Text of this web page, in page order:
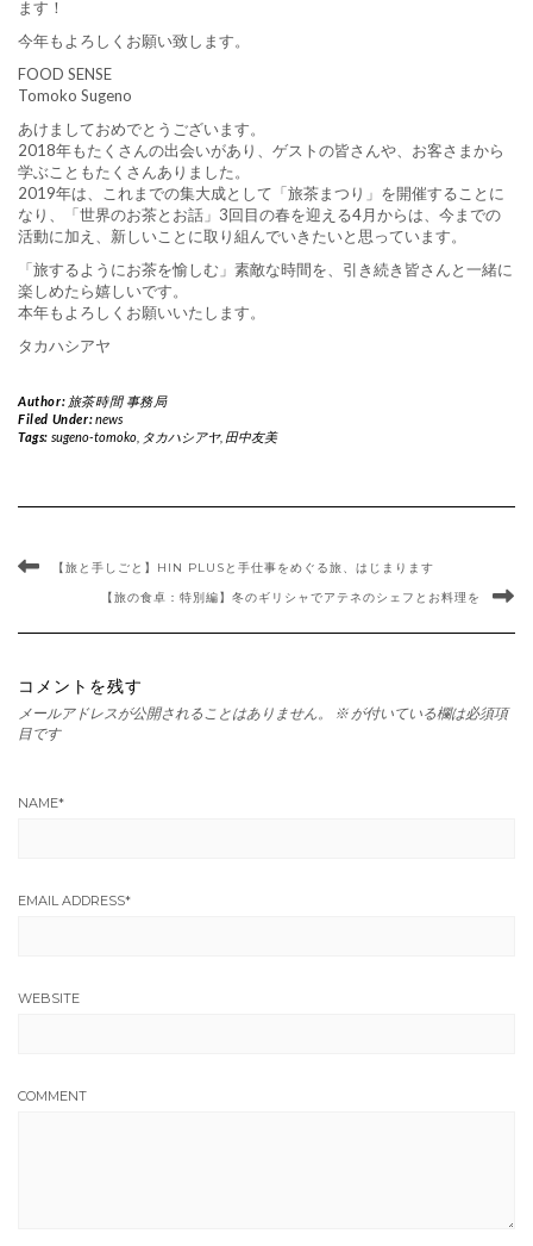
ます！
今年もよろしくお願い致します。
FOOD SENSE
Tomoko Sugeno
あけましておめでとうございます。
2018年もたくさんの出会いがあり、ゲストの皆さんや、お客さまから
学ぶこともたくさんありました。
2019年は、これまでの集大成として「旅茶まつり」を開催することに
なり、「世界のお茶とお話」3回目の春を迎える4月からは、今までの
活動に加え、新しいことに取り組んでいきたいと思っています。
「旅するようにお茶を愉しむ」素敵な時間を、引き続き皆さんと一緒に
楽しめたら嬉しいです。
本年もよろしくお願いいたします。
タカハシアヤ
Author: 旅茶時間 事務局
Filed Under:news
Tags: sugeno-tomoko, タカハシアヤ, 田中友美
【旅と手しごと】HIN PLUSと手仕事をめぐる旅、はじまります
【旅の食卓：特別編】冬のギリシャでアテネのシェフとお料理を
コメントを残す
メールアドレスが公開されることはありません。 ※ が付いている欄は必須項
目です
NAME*
EMAIL ADDRESS*
WEBSITE
COMMENT